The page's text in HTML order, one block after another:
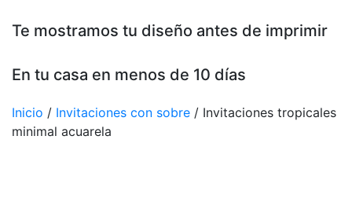
Te mostramos tu diseño antes de imprimir
En tu casa en menos de 10 días
Inicio / Invitaciones con sobre / Invitaciones tropicales
minimal acuarela